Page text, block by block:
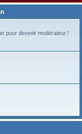
pour devenir modérateur !